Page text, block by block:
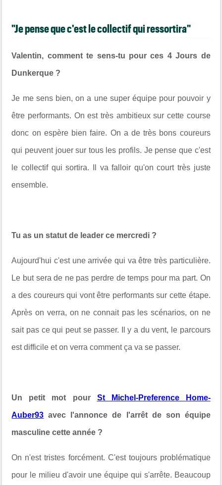
"Je pense que c'est le collectif qui ressortira"
Valentin, comment te sens-tu pour ces 4 Jours de
Dunkerque ?
Je me sens bien, on a une super équipe pour pouvoir y
être performants. On est très ambitieux sur cette course
donc on espère bien faire. On a de très bons coureurs
qui peuvent jouer sur tous les profils. Je pense que c'est
le collectif qui sortira. Il va falloir qu'on court très juste
ensemble.
Tu as un statut de leader ce mercredi ?
Aujourd'hui c'est une arrivée qui va être très particulière.
Le but sera de ne pas perdre de temps pour ma part. On
a des coureurs qui vont être performants sur cette étape.
Après on verra, on ne connait pas les scénarios, on ne
sait pas ce qui peut se passer. Il y a du vent, le parcours
est difficile et on verra comment ça va se passer.
Un petit mot pour St Michel-Preference Home-
Auber93 avec l'annonce de l'arrêt de son équipe
masculine cette année ?
On n'est tristes forcément. C'est toujours problématique
pour le milieu d'avoir une équipe qui s'arrête. Beaucoup